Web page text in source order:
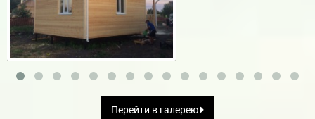
Перейти в галерею